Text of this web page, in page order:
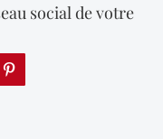
social de votre